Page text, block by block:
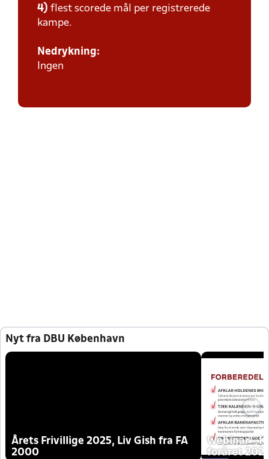
4) flest scorede mål per registrerede
kampe.
Nedrykning:
Ingen
Nyt fra DBU København
Årets Frivillige 2025, Liv Gish fra FA
2000
Webinar -
foråret